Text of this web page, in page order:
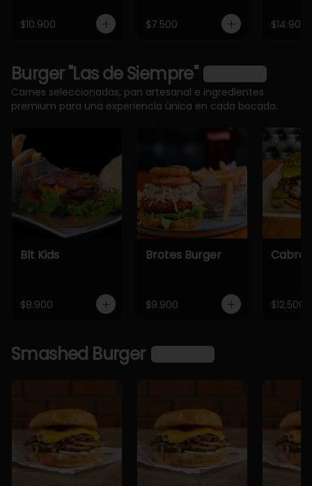
$10.900 $7.500 $14.900
Burger "Las de Siempre"
Carnes seleccionadas, pan artesanal e ingredientes
premium para una experiencia única en cada bocado.
Blt Kids
$8.900
Brotes Burger
$9.900
Cabra
$12.500
Smashed Burger